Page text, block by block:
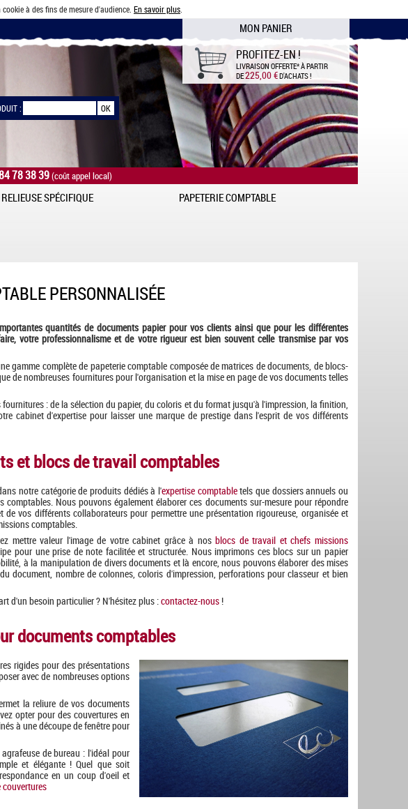
à des fins de mesure d'audience. En savoir plus
MON PANIER
PROFITEZ-EN !
LIVRAISON OFFERTE*À PARTIR
DE225,00 €D'ACHATS !
:
78 38 39(coût appel local)
RELIEUSE SPÉCIFIQUE PAPETERIE COMPTABLE
PERSONNALISÉE
quantités de documents papier pour vos clients ainsi que pour les différentes
votre professionnalisme et de votre rigueur est bien souvent celle transmise par vos
gamme complète de papeterie comptable composée de matrices de documents, de blocs-
de nombreuses fournitures pour l'organisation et la mise en page de vos documents telles
: de la sélection du papier, du coloris et du format jusqu'à l'impression, la finition,
cabinet d'expertise pour laisser une marque de prestige dans l'esprit de vos différents
et blocs de travail comptables
notre catégorie de produits dédiés à l'expertise comptabletels que dossiers annuels ou
Nous pouvons également élaborer ces documents sur-mesure pour répondre
vos différents collaborateurs pour permettre une présentation rigoureuse, organisée et
comptables.
mettre valeur l'image de votre cabinet grâce à nosblocs de travail et chefs missions
pour une prise de note facilitée et structurée. Nous imprimons ces blocs sur un papier
à la manipulation de divers documents et là encore, nous pouvons élaborer des mises
document, nombre de colonnes, coloris d'impression, perforations pour classeur et bien
d'un besoin particulier ? N'hésitez plus :contactez-nous !
documents comptables
rigides pour des présentations
avec de nombreuses options
la reliure de vos documents
opter pour des couvertures en
à une découpe de fenêtre pour
de bureau : l'idéal pour
et élégante ! Quel que soit
en un coup d'oeil et